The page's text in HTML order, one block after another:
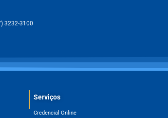
3232-3100
Serviços
Credencial Online